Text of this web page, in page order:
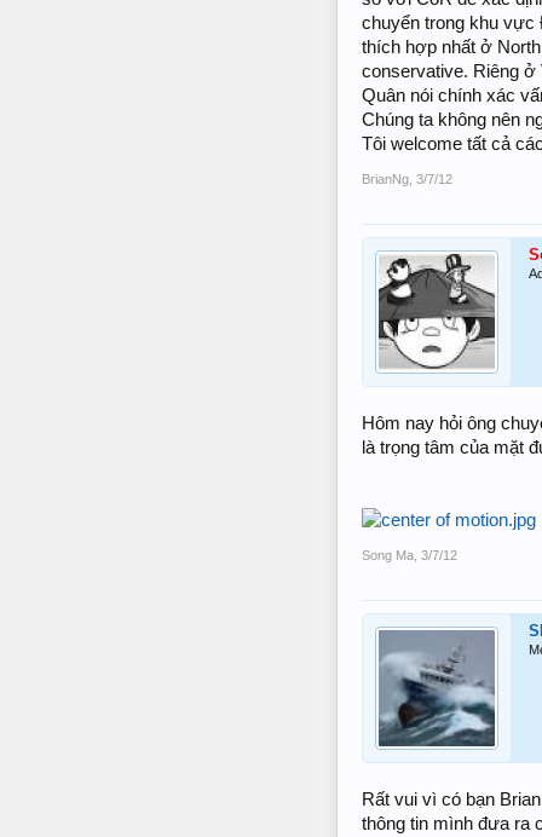
chuyển trong khu vực
thích hợp nhất ở
conservative. Riêng ở
Quân nói chính xác
Chúng ta không nên
Tôi welcome tất cả
BrianNg 3/7/12
Hôm nay hỏi ông
là trọng tâm của mặt
Song Ma 3/7/12
Rất vui vì có bạn
thông tin mình đưa ra